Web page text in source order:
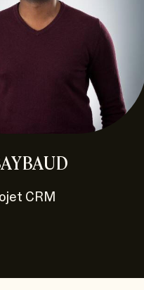
CRM